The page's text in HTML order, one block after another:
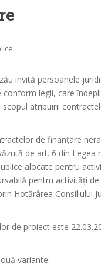
invită persoanele
legii, care
atribuirii
de finanțare
de art. 6 din Legea
alocate pentru
pentru activități
Hotărârea Consiliului
de proiect este
variante: